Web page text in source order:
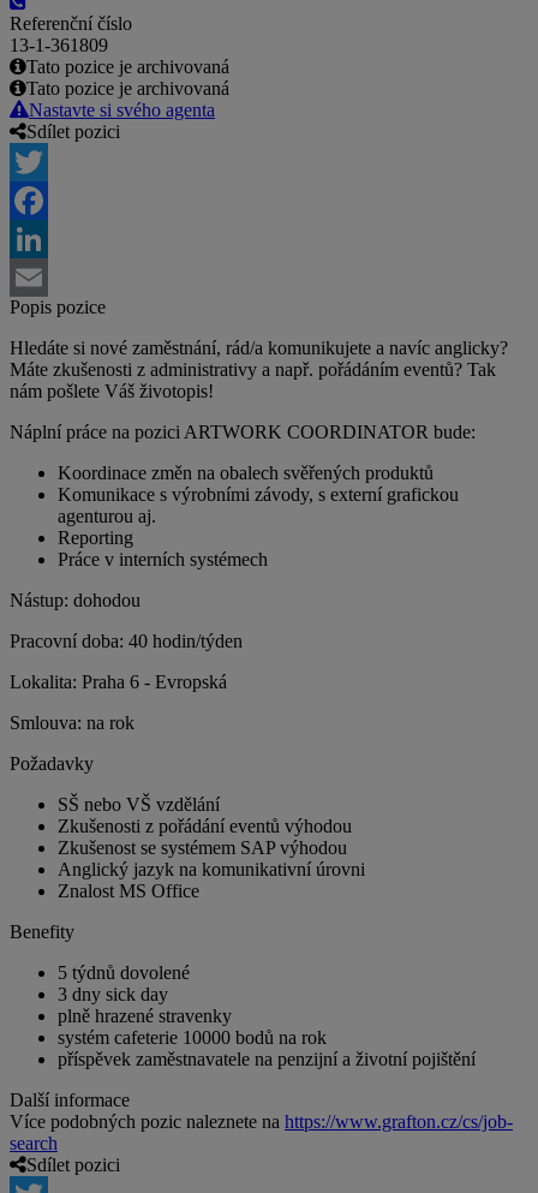
Referenční číslo
13-1-361809
Tato pozice je archivovaná
Tato pozice je archivovaná
Nastavte si svého agenta
Sdílet pozici
Twitter
Facebook
LinkedIn
Email
Popis pozice
Hledáte si nové zaměstnání, rád/a komunikujete a navíc anglicky?
Máte zkušenosti z administrativy a např. pořádáním eventů? Tak
nám pošlete Váš životopis!
Náplní práce na pozici ARTWORK COORDINATOR bude:
Koordinace změn na obalech svěřených produktů
Komunikace s výrobními závody, s externí grafickou
agenturou aj.
Reporting
Práce v interních systémech
Nástup: dohodou
Pracovní doba: 40 hodin/týden
Lokalita: Praha 6 - Evropská
Smlouva: na rok
Požadavky
SŠ nebo VŠ vzdělání
Zkušenosti z pořádání eventů výhodou
Zkušenost se systémem SAP výhodou
Anglický jazyk na komunikativní úrovni
Znalost MS Office
Benefity
5 týdnů dovolené
3 dny sick day
plně hrazené stravenky
systém cafeterie 10000 bodů na rok
příspěvek zaměstnavatele na penzijní a životní pojištění
Další informace
Více podobných pozic naleznete na https://www.grafton.cz/cs/job-
search
Sdílet pozici